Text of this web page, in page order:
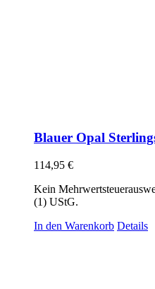
Blauer Opal
114,95 €
Kein
(1) UStG.
In den Warenkorb Details